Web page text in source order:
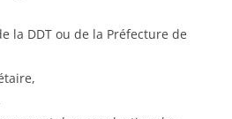
la DDT ou de la Préfecture de